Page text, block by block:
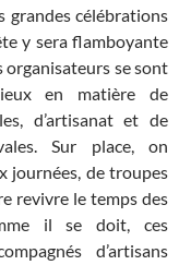
grandes célébrations
y sera flamboyante
organisateurs se sont
en matière de
d’artisanat et de
Sur place, on
journées, de troupes
revivre le temps des
il se doit, ces
d’artisans